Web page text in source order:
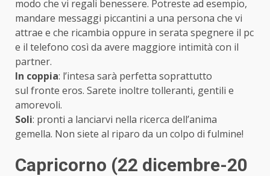
modo che vi regali benessere. Potreste ad esempio,
mandare messaggi piccantini a una persona che vi
attrae e che ricambia oppure in serata spegnere il pc
e il telefono così da avere maggiore intimità con il
partner.
In coppia: l’intesa sarà perfetta soprattutto
sul fronte eros. Sarete inoltre tolleranti, gentili e
amorevoli.
Soli: pronti a lanciarvi nella ricerca dell’anima
gemella. Non siete al riparo da un colpo di fulmine!
Capricorno (22 dicembre-20